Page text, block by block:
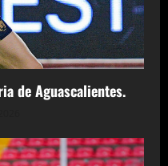
de Aguascalientes.